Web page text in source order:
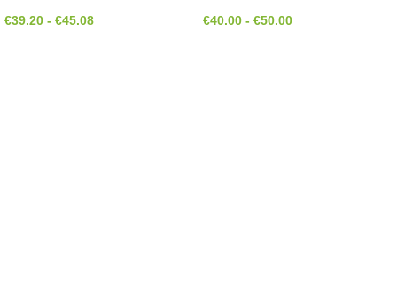
€39.20 - €45.08 €40.00 - €50.00